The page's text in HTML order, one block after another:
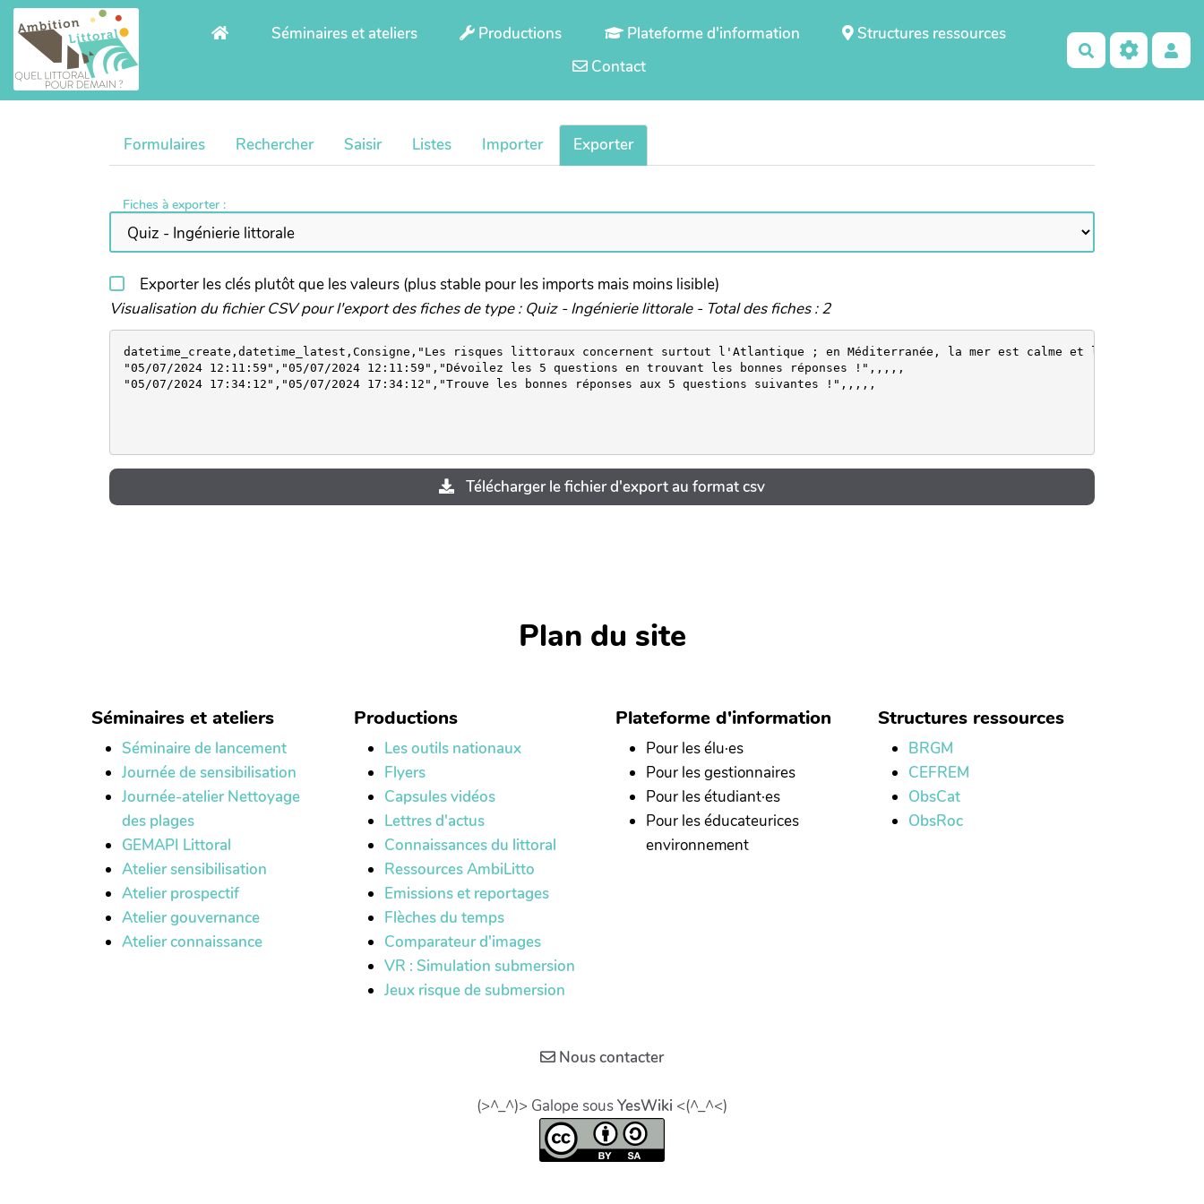
Aller au contenu principal
Séminaires et ateliers Productions Plateforme d'information
Structures ressources
Contact
Rechercher
Formulaires Rechercher Saisir Listes Importer Exporter
Fiches à exporter :
Exporter les clés plutôt que les valeurs (plus stable pour les imports mais moins lisible)
Visualisation du fichier CSV pour l'export des fiches de type : Quiz - Ingénierie littorale - Total des fiches : 2
datetime_create,datetime_latest,Consigne,"Les risques littoraux concernent surtout l'Atlantique ; en Méditerranée, la mer est calme et le littoral
"05/07/2024 12:11:59","05/07/2024 12:11:59","Dévoilez les 5 questions en trouvant les bonnes réponses !",,,,,
Télécharger le fichier d'export au format csv
Plan du site
Séminaires et ateliers
Séminaire de lancement
Journée de sensibilisation
Journée-atelier Nettoyage
des plages
GEMAPI Littoral
Atelier sensibilisation
Atelier prospectif
Atelier gouvernance
Atelier connaissance
Productions
Les outils nationaux
Flyers
Capsules vidéos
Lettres d'actus
Connaissances du littoral
Ressources AmbiLitto
Emissions et reportages
Flèches du temps
Comparateur d'images
VR : Simulation submersion
Jeux risque de submersion
Plateforme d'information
Pour les élu·es
Pour les gestionnaires
Pour les étudiant·es
Pour les éducateurices
environnement
Structures ressources
BRGM
CEFREM
ObsCat
ObsRoc
Nous contacter
(>^_^)> Galope sousYesWiki <(^_^<)